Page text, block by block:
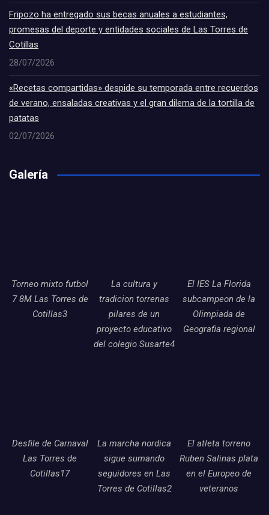
Fripozo ha entregado sus becas anuales a estudiantes,
promesas del deporte y entidades sociales de Las Torres de
Cotillas
28/07/2026
«Recetas compartidas» despide su temporada entre recuerdos
de verano, ensaladas creativas y el gran dilema de la tortilla de
patatas
02/07/2026
Galería
Torneo mixto futbol
7 8M Las Torres de
Cotillas3
La cultura y
tradicion torrenas
pilares de un
proyecto educativo
del colegio Susarte4
El IES La Florida
subcampeon de la
Olimpiada de
Geografia regional
Desfile de Carnaval
Las Torres de
Cotillas17
La marcha nordica
sigue sumando
seguidores en Las
Torres de Cotillas2
El atleta torreno
Ruben Salinas plata
en el Europeo de
veteranos